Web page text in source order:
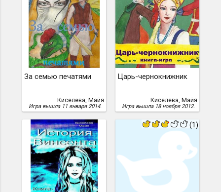
За семью печатями
Киселева, Майя
Игра вышла 11 января 2014.
Царь-чернокнижник
Киселева, Майя
Игра вышла 18 ноября 2012.
(1)